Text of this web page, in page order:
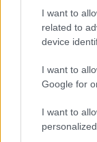
I want to
related to
device
I want to
Google for
I want to